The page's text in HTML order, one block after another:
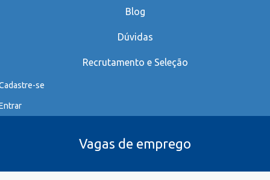
Blog
Dúvidas
Recrutamento e Seleção
se
Vagas de emprego